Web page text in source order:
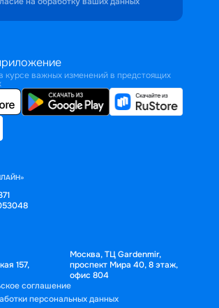
курсе важных изменений в предстоящих
157,
Москва, ТЦ Gardenmir,
проспект Мира 40, 8 этаж,
офис 804
соглашение
персональных данных